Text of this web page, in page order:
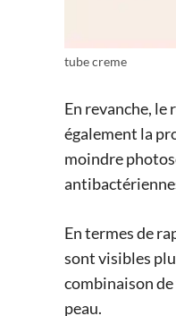
tube creme
En revanche,
également la
moindre
En termes de
sont visibles
combinaison
peau.